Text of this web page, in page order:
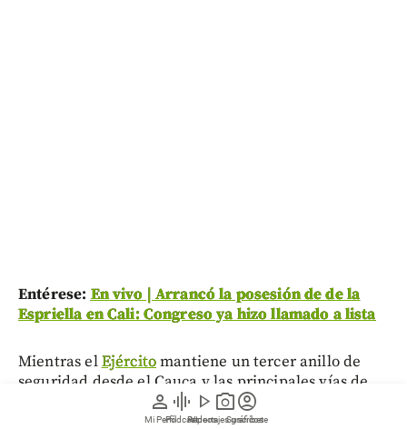
person
Mi Perfil
graphic_eq
Pódcast
play_arrow
Videos
photo_camera
Reportajes gráficos
account_circle
Suscríbete
Entérese:En vivo | Arrancó la posesión de de la
Espriella en Cali: Congreso ya hizo llamado a lista
Mientras elEjércitomantiene un tercer anillo de
seguridad desde el Cauca y las principales vías de
acceso a la ciudad, la Policía reforzó los controles en
con puestos itinerantes,